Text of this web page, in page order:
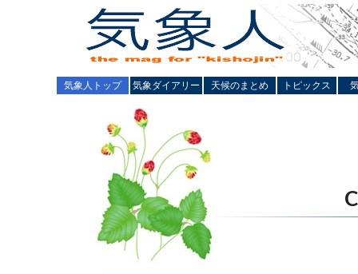
気象人トップ 気象ダイアリー 天候のまとめ トピックス